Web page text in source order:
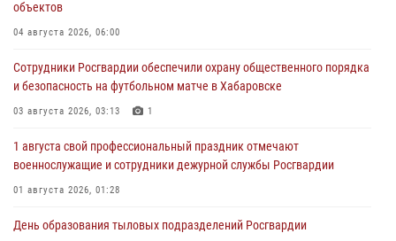
объектов
04 августа 2026, 06:00
Сотрудники Росгвардии обеспечили охрану общественного порядка
и безопасность на футбольном матче в Хабаровске
03 августа 2026, 03:13 1
1 августа свой профессиональный праздник отмечают
военнослужащие и сотрудники дежурной службы Росгвардии
01 августа 2026, 01:28
День образования тыловых подразделений Росгвардии